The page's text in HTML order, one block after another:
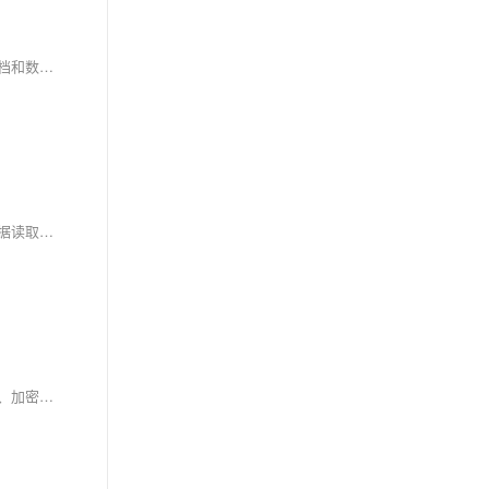
本工具可批量提取PDF中的合同编号、日期、发票号等关键信息，支持PDF自定义区域提取并自动重命名文件，适用于合同管理、发票处理、文档归档和数据录入场景。基于iTextSharp库实现，提供完整代码示例与百度、腾讯网盘下载链接，助力高效处理PDF文档。
本文介绍了如何使用Python提取PDF内容并用于文件重命名。通过安装Python环境、PyCharm编译器及Jupyter Notebook，结合tabula库实现PDF数据读取与处理，并提供代码示例与参考文献。
本教程介绍使用C#与iTextSharp库实现PDF文档加密的方法。内容包括环境搭建、界面设计及后台逻辑编写，涵盖选择文件、设置用户与所有者密码、加密操作等步骤，帮助开发者快速掌握PDF安全处理技巧。